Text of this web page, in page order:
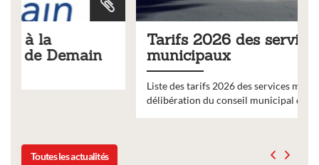
Tarifs 2026 des services
municipaux
Liste des tarifs 2026 des services municipaux,
délibération du conseil municipal du 19 décembre 2025
Toutes les actualités